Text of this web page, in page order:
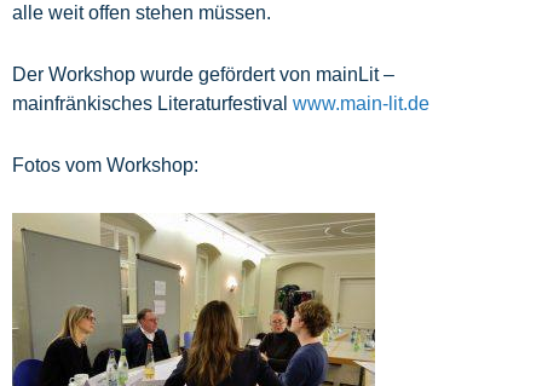
alle weit offen stehen müssen.
Der Workshop wurde gefördert von mainLit –
mainfränkisches Literaturfestival www.main-lit.de
Fotos vom Workshop: